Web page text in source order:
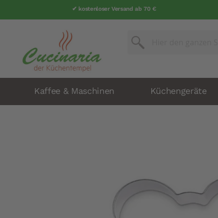
✔ kostenloser Versand ab 70 €
Suche
Kaffee & Maschinen Küchengeräte